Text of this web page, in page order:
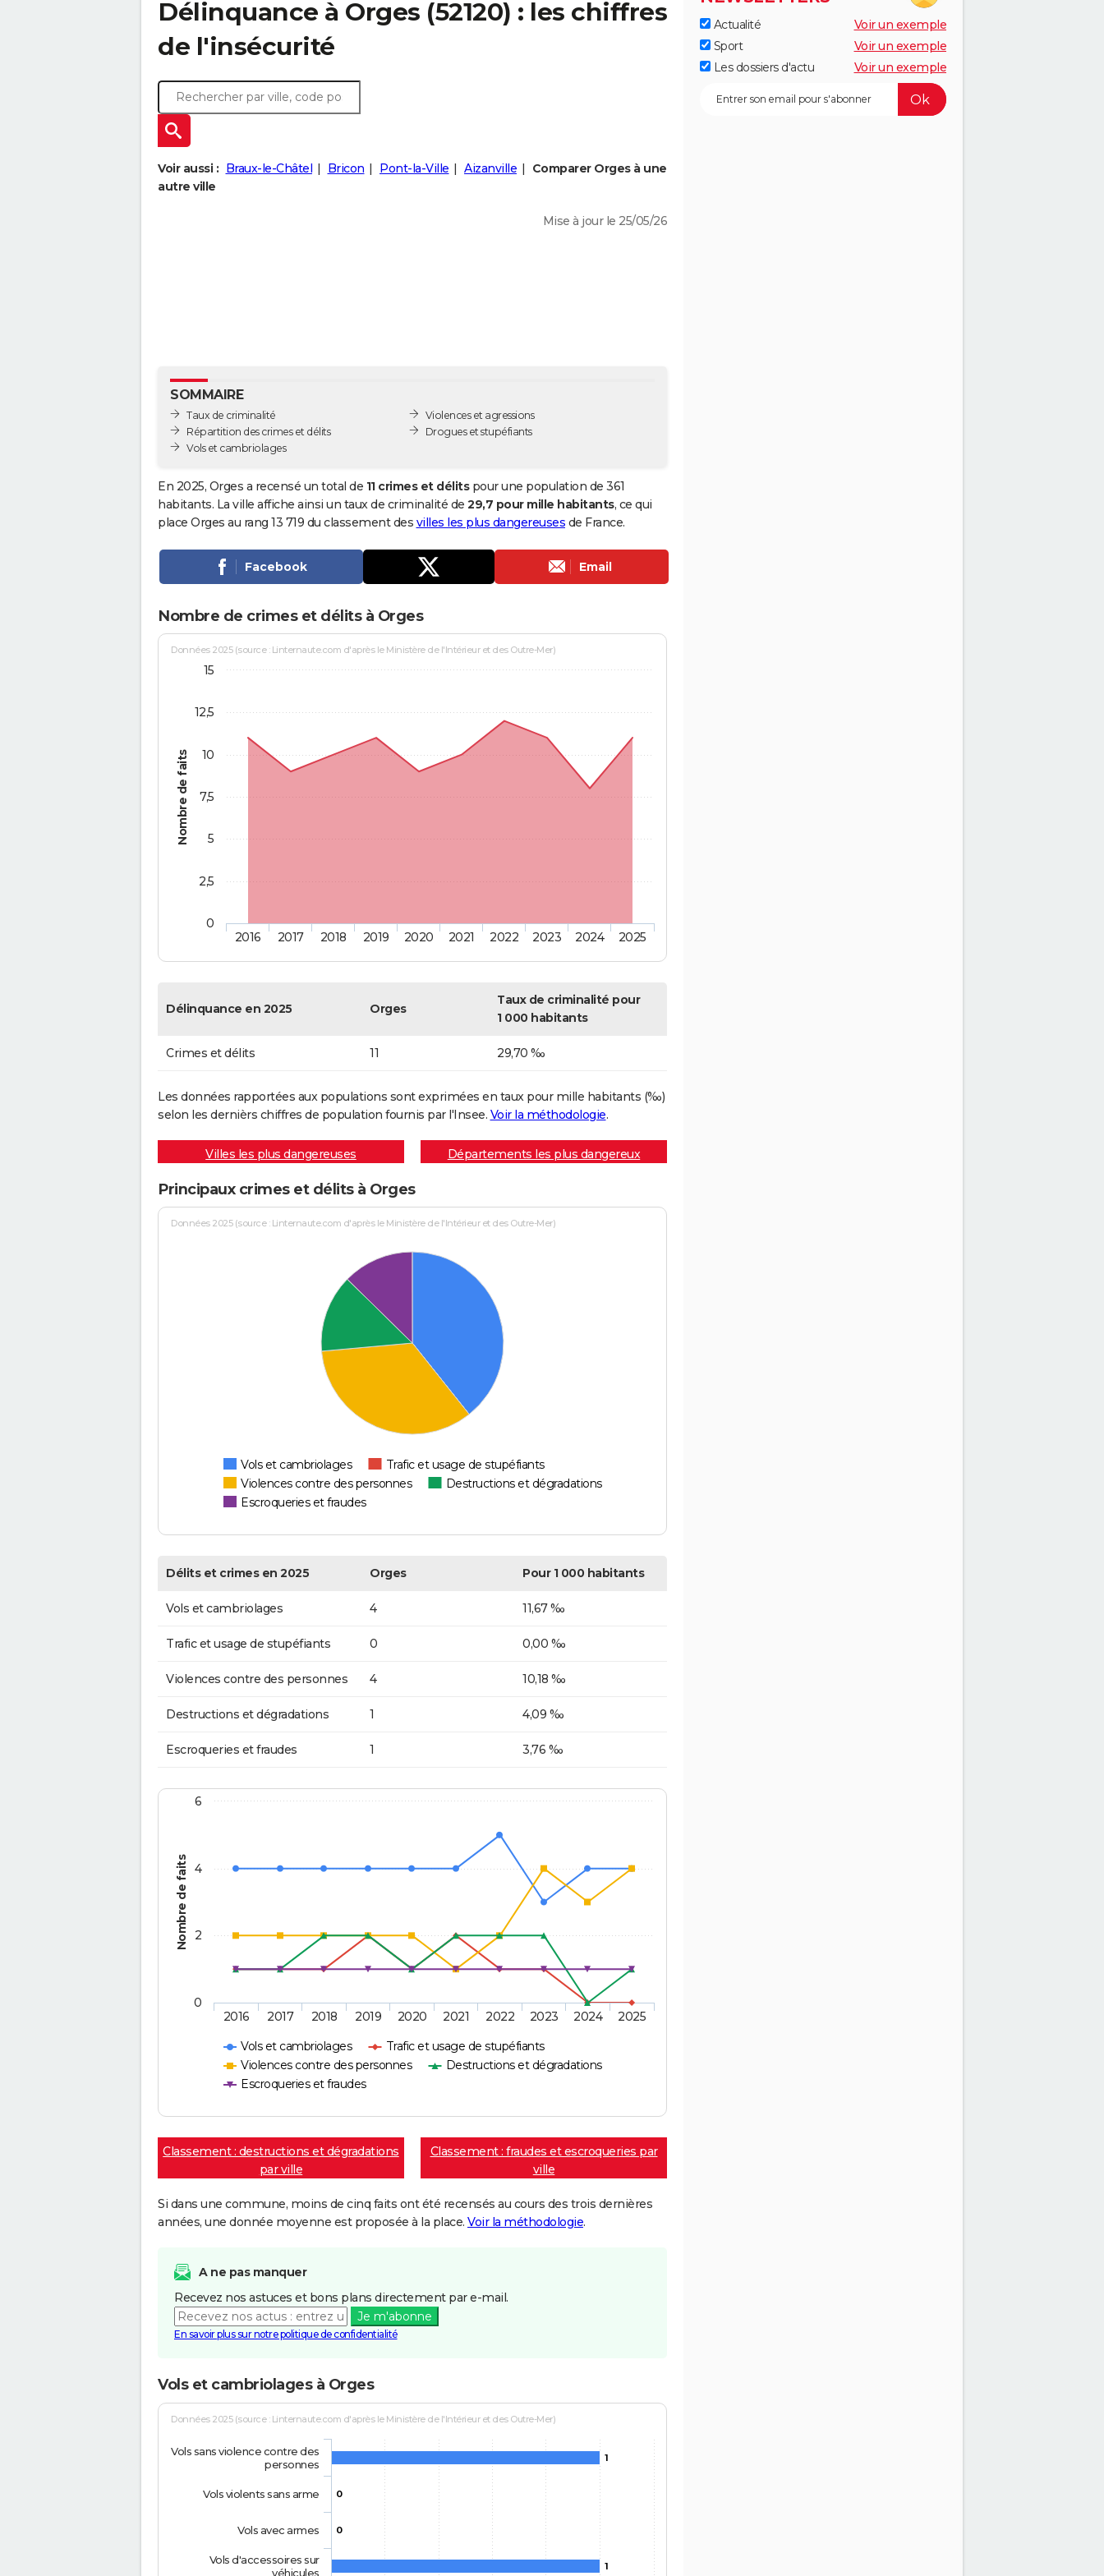
Délinquance à Orges (52120) : les chiffres
de l'insécurité
Voir aussi : Braux-le-Châtel Bricon Pont-la-Ville Aizanville
Comparer Orges à une
autre ville
Mise à jour le 25/05/26
SOMMAIRE
Taux de criminalité
Répartition des crimes et délits
Vols et cambriolages
Violences et agressions
Drogues et stupéfiants
En 2025, Orges a recensé un total de 11 crimes et délitspour une population de 361
habitants. La ville affiche ainsi un taux de criminalité de 29,7 pour mille habitants, ce qui
place Orges au rang 13 719 du classement des villes les plus dangereuses de France.
Facebook Email
Nombre de crimes et délits à Orges
Nombre de faits
Données 2025 (source : Linternaute.com d'après le Ministère de l'Intérieur et des Outre-Mer)
2016 2017 2018 2019 2020 2021 2022 2023 2024 2025
0
2,5
5
7,5
10
12,5
15
Délinquance en 2025 Orges
Taux de criminalité pour
1 000 habitants
Crimes et délits 11 29,70 ‰
Les données rapportées aux populations sont exprimées en taux pour mille habitants (‰)
selon les dernièrs chiffres de population fournis par l'Insee. Voir la méthodologie.
Villes les plus dangereuses Départements les plus dangereux
Principaux crimes et délits à Orges
Données 2025 (source : Linternaute.com d'après le Ministère de l'Intérieur et des Outre-Mer)
Vols et cambriolages
Trafic et usage de stupéfiants
Violences contre des personnes
Destructions et dégradations
Escroqueries et fraudes
Délits et crimes en 2025 Orges Pour 1 000 habitants
Vols et cambriolages 4 11,67 ‰
Trafic et usage de stupéfiants 0 0,00 ‰
Violences contre des personnes 4 10,18 ‰
Destructions et dégradations 1 4,09 ‰
Escroqueries et fraudes 1 3,76 ‰
Nombre de faits
Vols et cambriolages
Trafic et usage de stupéfiants
Violences contre des personnes
Destructions et dégradations
Escroqueries et fraudes
2016 2017 2018 2019 2020 2021 2022 2023 2024 2025
0
2
4
6
Classement : destructions et dégradations
par ville
Classement : fraudes et escroqueries par
ville
Si dans une commune, moins de cinq faits ont été recensés au cours des trois dernières
années, une donnée moyenne est proposée à la place. Voir la méthodologie.
A ne pas manquer
Recevez nos astuces et bons plans directement par e-mail.
Je m'abonne
En savoir plus sur notre politique de confidentialité
Vols et cambriolages à Orges
Données 2025 (source : Linternaute.com d'après le Ministère de l'Intérieur et des Outre-Mer)
1
0
0
1
Vols sans violence contre des
personnes
Vols violents sans arme
Vols avec armes
Vols d'accessoires sur
véhicules
Actualité
Voir un exemple
Sport
Voir un exemple
Les dossiers d'actu
Voir un exemple